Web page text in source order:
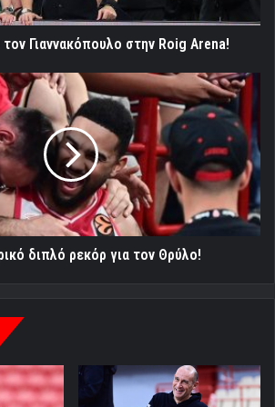
τον Γιαννακόπουλο στην Roig Arena!
διπλό ρεκόρ για τον Θρύλο!